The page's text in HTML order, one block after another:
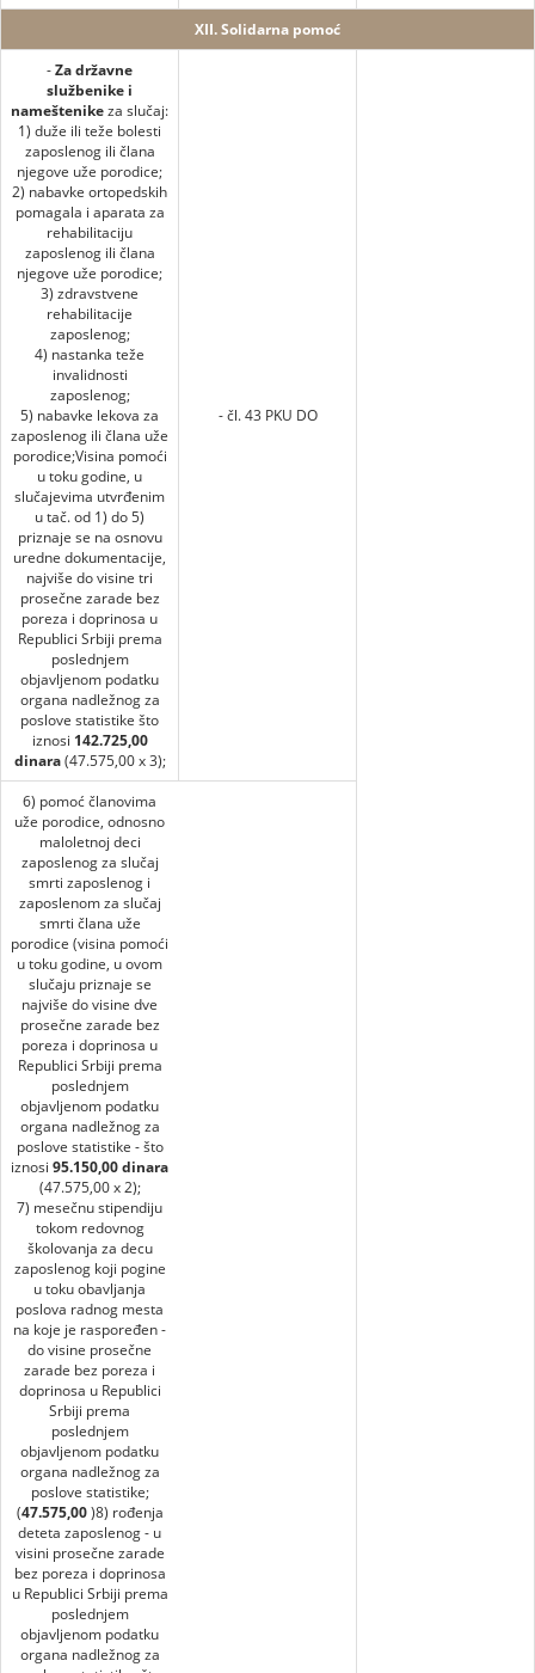
XII. Solidarna pomoć
-Za državne
službenike i
nameštenikeza slučaj:
1) duže ili teže bolesti
zaposlenog ili člana
njegove uže porodice;
2) nabavke ortopedskih
pomagala i aparata za
rehabilitaciju
zaposlenog ili člana
njegove uže porodice;
3) zdravstvene
rehabilitacije
zaposlenog;
4) nastanka teže
invalidnosti
zaposlenog;
5) nabavke lekova za
zaposlenog ili člana uže
porodice;Visina pomoći
u toku godine, u
slučajevima utvrđenim
u tač. od 1) do 5)
priznaje se na osnovu
uredne dokumentacije,
najviše do visine tri
prosečne zarade bez
poreza i doprinosa u
Republici Srbiji prema
poslednjem
objavljenom podatku
organa nadležnog za
poslove statistike što
iznosi 142.725,00
dinara(47.575,00 x 3);
- čl. 43 PKU DO
6) pomoć članovima
uže porodice, odnosno
maloletnoj deci
zaposlenog za slučaj
smrti zaposlenog i
zaposlenom za slučaj
smrti člana uže
porodice (visina pomoći
u toku godine, u ovom
slučaju priznaje se
najviše do visine dve
prosečne zarade bez
poreza i doprinosa u
Republici Srbiji prema
poslednjem
objavljenom podatku
organa nadležnog za
poslove statistike - što
iznosi 95.150,00 dinara
(47.575,00 x 2);
7) mesečnu stipendiju
tokom redovnog
školovanja za decu
zaposlenog koji pogine
u toku obavljanja
poslova radnog mesta
na koje je raspoređen -
do visine prosečne
zarade bez poreza i
doprinosa u Republici
Srbiji prema
poslednjem
objavljenom podatku
organa nadležnog za
poslove statistike;
(47.575,00)8) rođenja
deteta zaposlenog - u
visini prosečne zarade
bez poreza i doprinosa
u Republici Srbiji prema
poslednjem
objavljenom podatku
organa nadležnog za